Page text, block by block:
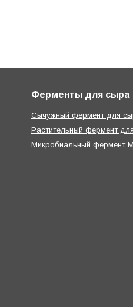
Ферменты для сыра
Сычужный фермент для
Растительный фермент
Микробиальный фермент